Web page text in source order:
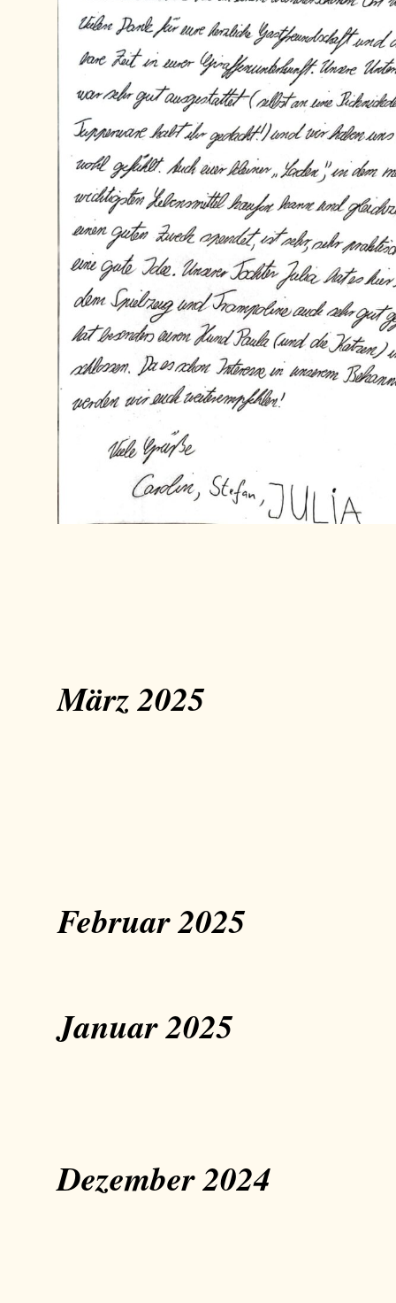
März 2025
Februar 2025
Januar 2025
Dezember 2024